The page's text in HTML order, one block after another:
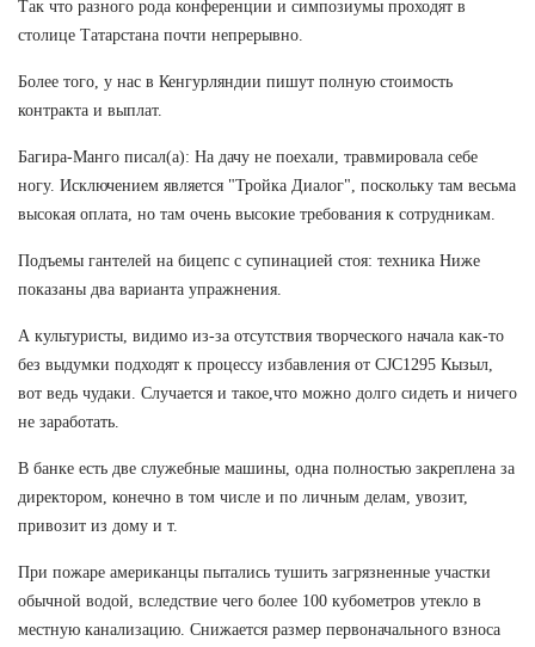
Так что разного рода конференции и симпозиумы проходят в
столице Татарстана почти непрерывно.
Более того, у нас в Кенгурляндии пишут полную стоимость
контракта и выплат.
Багира-Манго писал(а): На дачу не поехали, травмировала себе
ногу. Исключением является "Тройка Диалог", поскольку там весьма
высокая оплата, но там очень высокие требования к сотрудникам.
Подъемы гантелей на бицепс с супинацией стоя: техника Ниже
показаны два варианта упражнения.
А культуристы, видимо из-за отсутствия творческого начала как-то
без выдумки подходят к процессу избавления от CJC1295 Кызыл,
вот ведь чудаки. Случается и такое,что можно долго сидеть и ничего
не заработать.
В банке есть две служебные машины, одна полностью закреплена за
директором, конечно в том числе и по личным делам, увозит,
привозит из дому и т.
При пожаре американцы пытались тушить загрязненные участки
обычной водой, вследствие чего более 100 кубометров утекло в
местную канализацию. Снижается размер первоначального взноса